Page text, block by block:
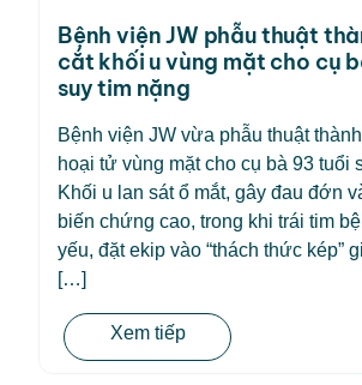
Bệnh viện JW phẫu thuật
cắt khối u vùng mặt cho cụ
suy tim nặng
Bệnh viện JW vừa phẫu thuật
hoại tử vùng mặt cho cụ bà 93 tuổi
Khối u lan sát ổ mắt, gây đau đớn
biến chứng cao, trong khi trái tim
yếu, đặt ekip vào “thách thức kép”
[…]
Xem tiếp